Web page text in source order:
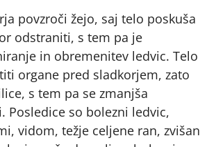
povzroči žejo, saj telo poskuša
odstraniti, s tem pa je
in obremenitev ledvic. Telo
organe pred sladkorjem, zato
s tem pa se zmanjša
Posledice so bolezni ledvic,
vidom, težje celjene ran, zvišan